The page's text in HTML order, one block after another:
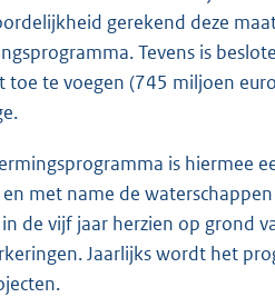
gerekend deze
Tevens is
toe te voegen (745 miljoen
is hiermee
met name de
de vijf jaar herzien op grond
Jaarlijks wordt het